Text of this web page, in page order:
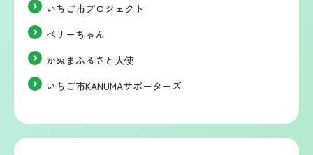
いちご市プロジェクト
ベリーちゃん
かぬまふるさと大使
いちご市KANUMAサポーターズ